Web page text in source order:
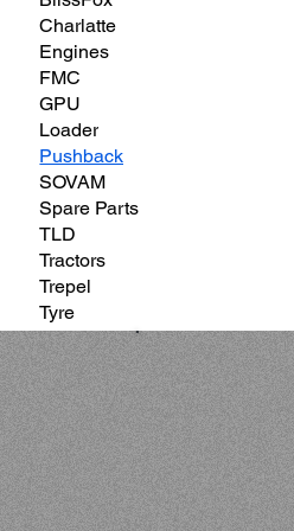
Charlatte
Engines
FMC
GPU
Loader
Pushback
SOVAM
Spare Parts
TLD
Tractors
Trepel
Tyre